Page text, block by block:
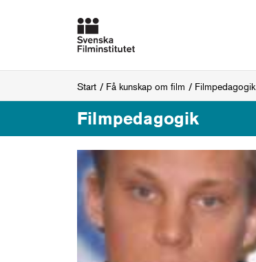
Start Få kunskap om film Filmpedagogik
Filmpedagogik